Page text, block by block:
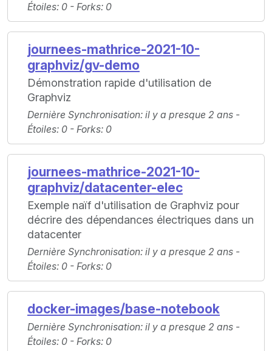
Étoiles: 0 - Forks: 0
journees-mathrice-2021-10-
graphviz/gv-demo
Démonstration rapide d'utilisation de
Graphviz
Dernière Synchronisation: il y a presque 2 ans -
Étoiles: 0 - Forks: 0
journees-mathrice-2021-10-
graphviz/datacenter-elec
Exemple naïf d'utilisation de Graphviz pour
décrire des dépendances électriques dans un
datacenter
Dernière Synchronisation: il y a presque 2 ans -
Étoiles: 0 - Forks: 0
docker-images/base-notebook
Dernière Synchronisation: il y a presque 2 ans -
Étoiles: 0 - Forks: 0